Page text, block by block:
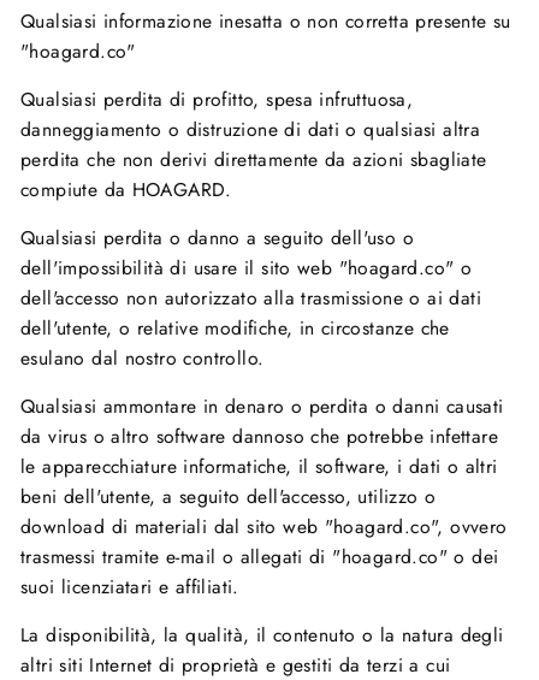
Qualsiasi informazione inesatta o non corretta presente su
"hoagard.co"
Qualsiasi perdita di profitto, spesa infruttuosa,
danneggiamento o distruzione di dati o qualsiasi altra
perdita che non derivi direttamente da azioni sbagliate
compiute da HOAGARD.
Qualsiasi perdita o danno a seguito dell'uso o
dell'impossibilità di usare il sito web "hoagard.co" o
dell'accesso non autorizzato alla trasmissione o ai dati
dell'utente, o relative modifiche, in circostanze che
esulano dal nostro controllo.
Qualsiasi ammontare in denaro o perdita o danni causati
da virus o altro software dannoso che potrebbe infettare
le apparecchiature informatiche, il software, i dati o altri
beni dell'utente, a seguito dell'accesso, utilizzo o
download di materiali dal sito web "hoagard.co", ovvero
trasmessi tramite e-mail o allegati di "hoagard.co" o dei
suoi licenziatari e affiliati.
La disponibilità, la qualità, il contenuto o la natura degli
altri siti Internet di proprietà e gestiti da terzi a cui